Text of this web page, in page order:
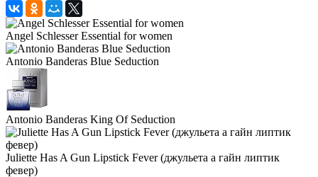
Angel Schlesser Essential for women
Antonio Banderas Blue Seduction
Antonio Banderas King Of Seduction
Juliette Has A Gun Lipstick Fever (джульета а гайн липтик
февер)